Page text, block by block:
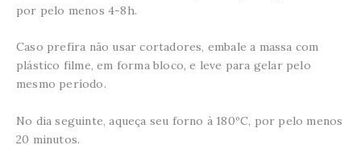
por pelo menos 4-8h.
Caso prefira não usar cortadores, embale a massa com
plástico filme, em forma bloco, e leve para gelar pelo
mesmo período.
No dia seguinte, aqueça seu forno à 180ºC, por pelo menos
20 minutos.